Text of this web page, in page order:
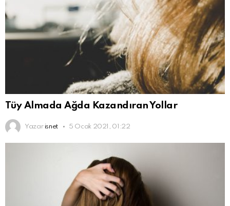
Tüy Almada Ağda Kazandıran Yollar
Yazar isnet 5 Ocak 2021, 01:22